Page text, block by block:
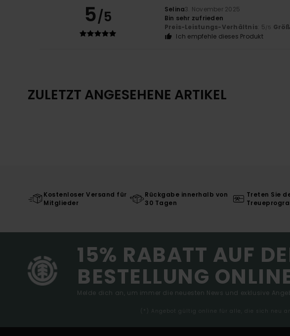
5/5 Selina3. November 2025
Bin sehr zufrieden
Preis-Leistungs-Verhältnis: 5/5
Ich empfehle dieses Produkt
ZULETZT ANGESEHENE ARTIKEL
Kostenloser Versand für
Mitglieder
Rückgabe innerhalb von
30 Tagen
Treten Sie
15% RABATT AUF
BESTELLUNG
Melde dich an, um immer die neuesten News und exklusive
(*) Angebot gültig online für alle, die sich neu